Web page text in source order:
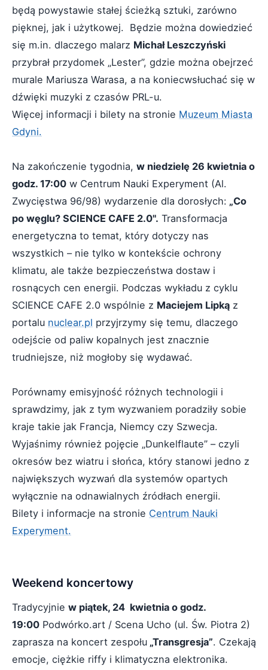
będą powystawie stałej ścieżką sztuki, zarówno
pięknej, jak i użytkowej. Będzie można dowiedzieć
się m.in. dlaczego malarz Michał Leszczyński
przybrał przydomek „Lester”, gdzie można obejrzeć
murale Mariusza Warasa, a na koniecwsłuchać się w
dźwięki muzyki z czasów PRL-u.
Więcej informacji i bilety na stronie Muzeum Miasta
Gdyni.
Na zakończenie tygodnia, w niedzielę 26 kwietnia o
godz. 17:00 w Centrum Nauki Experyment (Al.
Zwycięstwa 96/98) wydarzenie dla dorosłych: „Co
po węglu? SCIENCE CAFE 2.0". Transformacja
energetyczna to temat, który dotyczy nas
wszystkich – nie tylko w kontekście ochrony
klimatu, ale także bezpieczeństwa dostaw i
rosnących cen energii. Podczas wykładu z cyklu
SCIENCE CAFE 2.0 wspólnie z Maciejem Lipką z
portalu nuclear.pl przyjrzymy się temu, dlaczego
odejście od paliw kopalnych jest znacznie
trudniejsze, niż mogłoby się wydawać.
Porównamy emisyjność różnych technologii i
sprawdzimy, jak z tym wyzwaniem poradziły sobie
kraje takie jak Francja, Niemcy czy Szwecja.
Wyjaśnimy również pojęcie „Dunkelflaute” – czyli
okresów bez wiatru i słońca, który stanowi jedno z
największych wyzwań dla systemów opartych
wyłącznie na odnawialnych źródłach energii.
Bilety i informacje na stronie Centrum Nauki
Experyment.
Weekend koncertowy
Tradycyjnie w piątek, 24 kwietnia o godz.
19:00 Podwórko.art / Scena Ucho (ul. Św. Piotra 2)
zaprasza na koncert zespołu „Transgresja”. Czekają
emocje, ciężkie riffy i klimatyczna elektronika.